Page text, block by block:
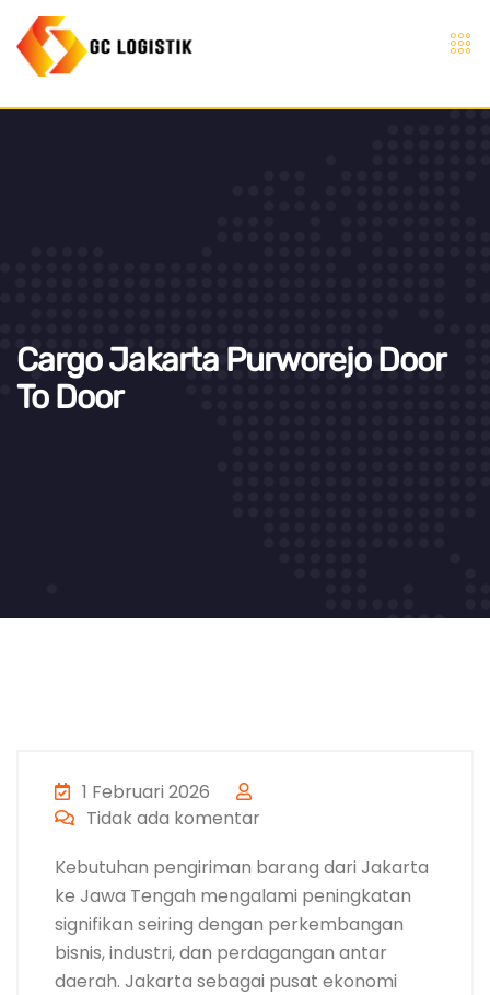
Cargo Jakarta Purworejo Door
To Door
1 Februari 2026
Tidak ada komentar
Kebutuhan pengiriman barang dari Jakarta
ke Jawa Tengah mengalami peningkatan
signifikan seiring dengan perkembangan
bisnis, industri, dan perdagangan antar
daerah. Jakarta sebagai pusat ekonomi